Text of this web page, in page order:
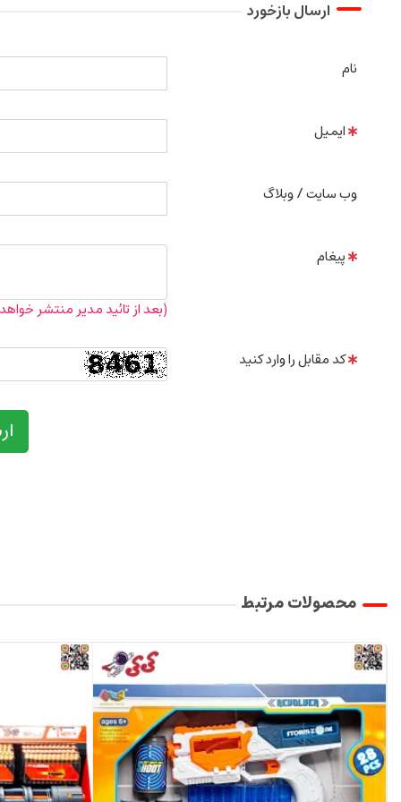
ارسال بازخورد
نام
ایمیل
وب سایت / وبلاگ
پیغام
(بعد از تائید مدیر منتشر
کد مقابل را وارد کنید
محصولات مرتبط